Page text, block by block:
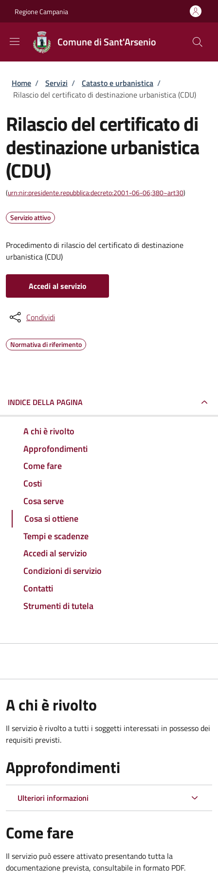
Regione Campania
Comune di Sant'Arsenio
Briciole di pane
Home / Servizi / Catasto e urbanistica /
Rilascio del certificato di destinazione urbanistica (CDU)
Rilascio del certificato di
destinazione urbanistica
(CDU)
(urn:nir:presidente.repubblica:decreto:2001-06-06;380~art30)
Servizio attivo
Procedimento di rilascio del certificato di destinazione
urbanistica (CDU)
Accedi al servizio
Condividi
Normativa di riferimento
INDICE DELLA PAGINA
A chi è rivolto
Approfondimenti
Come fare
Costi
Cosa serve
Cosa si ottiene
Tempi e scadenze
Accedi al servizio
Condizioni di servizio
Contatti
Strumenti di tutela
A chi è rivolto
Il servizio è rivolto a tutti i soggetti interessati in possesso dei
requisiti previsti.
Approfondimenti
Ulteriori informazioni
Come fare
Il servizio può essere attivato presentando tutta la
documentazione prevista, consultabile in formato PDF.